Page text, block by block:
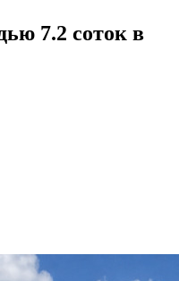
7.2 соток в